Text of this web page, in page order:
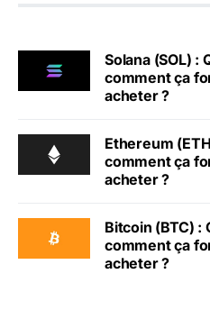
Solana (SOL) :
comment ça
acheter ?
Ethereum
comment ça
acheter ?
Bitcoin (BTC) :
comment ça
acheter ?